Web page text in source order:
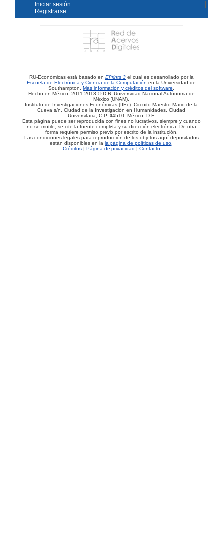
Iniciar sesión
Registrarse
RU-Económicas está basado en EPrints 3 el cual es desarrollado por la
Escuela de Electrónica y Ciencia de la Computaciónen la Universidad de
Southampton.Más información y créditos del software.
Hecho en México, 2011-2013 © D.R. Universidad Nacional Autónoma de
México (UNAM).
Instituto de Investigaciones Económicas (IIEc). Circuito Maestro Mario de la
Cueva s/n, Ciudad de la Investigación en Humanidades, Ciudad
Universitaria, C.P. 04510, México, D.F.
Esta página puede ser reproducida con fines no lucrativos, siempre y cuando
no se mutile, se cite la fuente completa y su dirección electrónica. De otra
forma requiere permiso previo por escrito de la institución.
Las condiciones legales para reproducción de los objetos aquí depositados
están disponibles en lala página de políticas de uso.
Créditos| Página de privacidad | Contacto